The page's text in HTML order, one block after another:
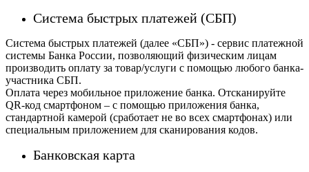
Система быстрых платежей (СБП)
Система быстрых платежей (далее «СБП») - сервис платежной
системы Банка России, позволяющий физическим лицам
производить оплату за товар/услуги с помощью любого банка-
участника СБП.
Оплата через мобильное приложение банка. Отсканируйте
QR-код смартфоном – с помощью приложения банка,
стандартной камерой (сработает не во всех смартфонах) или
специальным приложением для сканирования кодов.
Банковская карта